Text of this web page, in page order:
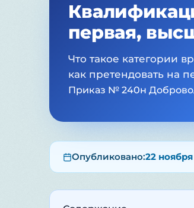
первая,
Что такое категории
как претендовать на
Приказ № 240н
Опубликовано:22